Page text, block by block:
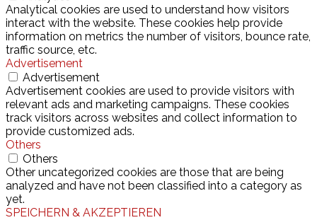
Analytical cookies are used to understand how visitors
interact with the website. These cookies help provide
information on metrics the number of visitors, bounce rate,
traffic source, etc.
Advertisement
Advertisement
Advertisement cookies are used to provide visitors with
relevant ads and marketing campaigns. These cookies
track visitors across websites and collect information to
provide customized ads.
Others
Others
Other uncategorized cookies are those that are being
analyzed and have not been classified into a category as
yet.
SPEICHERN & AKZEPTIEREN